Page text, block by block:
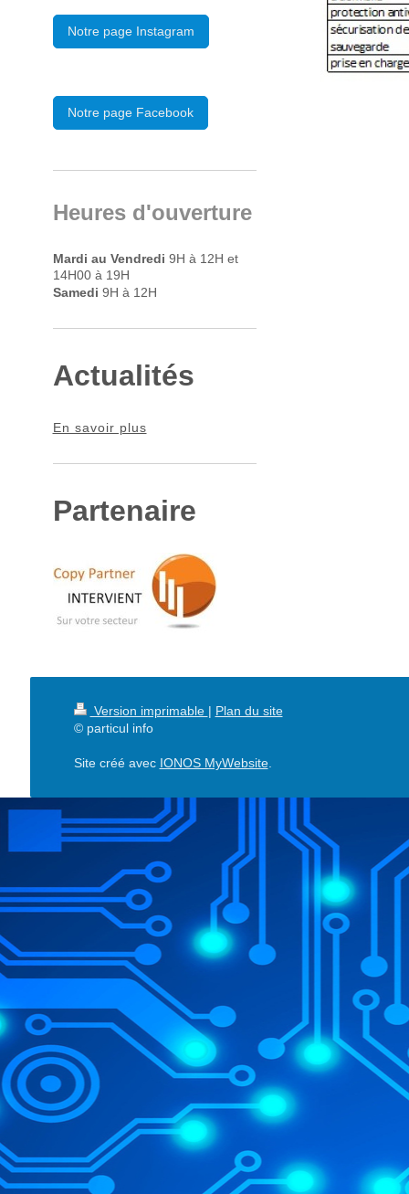
Notre page Instagram
Notre page Facebook
Heures d'ouverture
Mardi au Vendredi 9H à 12H et
14H00 à 19H
Samedi 9H à 12H
Actualités
En savoir plus
Partenaire
Version imprimable | Plan du site
© particul info
Site créé avec IONOS MyWebsite.